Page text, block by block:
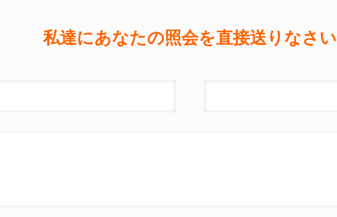
私達にあなたの照会を直接送りなさい